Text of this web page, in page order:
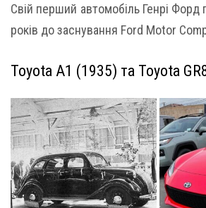
Свій перший автомобіль Генрі Форд
років до заснування Ford Motor
Toyota A1 (1935) та Toyota